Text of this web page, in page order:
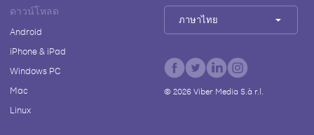
ดาวน์โหลด
Android
iPhone & iPad
Windows PC
Mac
Linux
ภาษาไทย
© 2026Viber Media S.à r.l.